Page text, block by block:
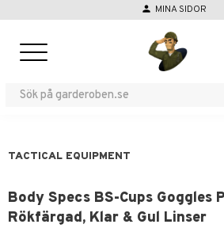
person MINA SIDOR
TACTICAL EQUIPMENT
Body Specs BS-Cups Goggles
Rökfärgad, Klar & Gul Linser